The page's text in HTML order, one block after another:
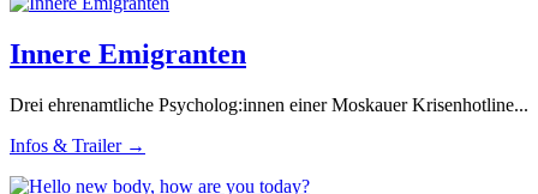
Innere Emigranten
Drei ehrenamtliche Psycholog:innen einer Moskauer Krisenhotline...
Infos & Trailer →